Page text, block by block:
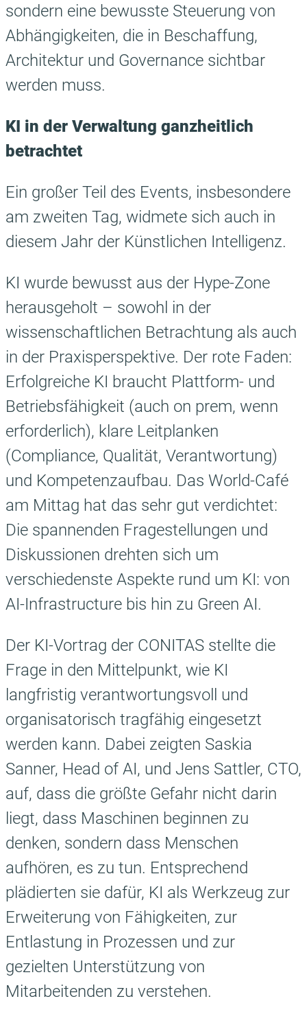
sondern eine bewusste Steuerung von
Abhängigkeiten, die in Beschaffung,
Architektur und Governance sichtbar
werden muss.
KI in der Verwaltung ganzheitlich
betrachtet
Ein großer Teil des Events, insbesondere
am zweiten Tag, widmete sich auch in
diesem Jahr der Künstlichen Intelligenz.
KI wurde bewusst aus der Hype-Zone
herausgeholt – sowohl in der
wissenschaftlichen Betrachtung als auch
in der Praxisperspektive. Der rote Faden:
Erfolgreiche KI braucht Plattform- und
Betriebsfähigkeit (auch on prem, wenn
erforderlich), klare Leitplanken
(Compliance, Qualität, Verantwortung)
und Kompetenzaufbau. Das World-Café
am Mittag hat das sehr gut verdichtet:
Die spannenden Fragestellungen und
Diskussionen drehten sich um
verschiedenste Aspekte rund um KI: von
AI-Infrastructure bis hin zu Green AI.
Der KI-Vortrag der CONITAS stellte die
Frage in den Mittelpunkt, wie KI
langfristig verantwortungsvoll und
organisatorisch tragfähig eingesetzt
werden kann. Dabei zeigten Saskia
Sanner, Head of AI, und Jens Sattler, CTO,
auf, dass die größte Gefahr nicht darin
liegt, dass Maschinen beginnen zu
denken, sondern dass Menschen
aufhören, es zu tun. Entsprechend
plädierten sie dafür, KI als Werkzeug zur
Erweiterung von Fähigkeiten, zur
Entlastung in Prozessen und zur
gezielten Unterstützung von
Mitarbeitenden zu verstehen.